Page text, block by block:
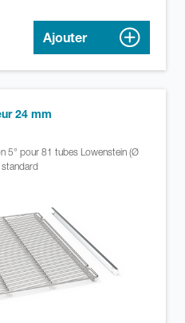
Ajouter
24 mm
5° pour 81 tubes Lowenstein (Ø
standard